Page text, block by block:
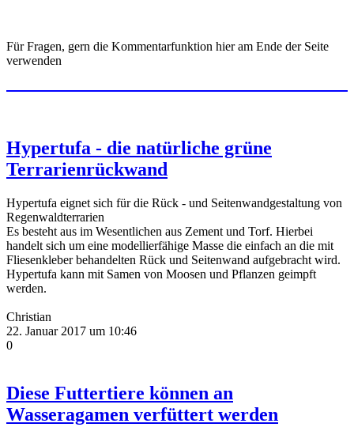
Für Fragen, gern die Kommentarfunktion hier am Ende der Seite
verwenden
Hypertufa - die natürliche grüne
Terrarienrückwand
Hypertufa eignet sich für die Rück - und Seitenwandgestaltung von
Regenwaldterrarien
Es besteht aus im Wesentlichen aus Zement und Torf. Hierbei
handelt sich um eine modellierfähige Masse die einfach an die mit
Fliesenkleber behandelten Rück und Seitenwand aufgebracht wird.
Hypertufa kann mit Samen von Moosen und Pflanzen geimpft
werden.
Christian
22. Januar 2017 um 10:46
0
Diese Futtertiere können an
Wasseragamen verfüttert werden